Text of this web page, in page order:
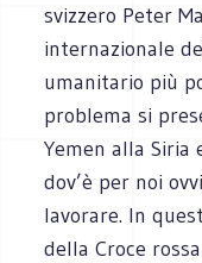
svizzero Peter
internazionale
umanitario più
problema si
Yemen alla Siria
dov’è per noi
lavorare. In
della Croce